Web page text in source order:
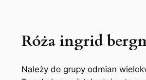
Róża ingrid
Należy do grupy odmian